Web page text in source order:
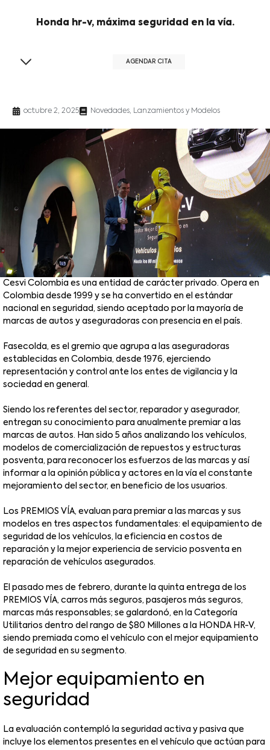
AGENDAR CITA
Honda hr-v, máxima seguridad en la vía.
octubre 2, 2025 Novedades, Lanzamientos y Modelos
Cesvi Colombia es una entidad de carácter privado. Opera en
Colombia desde 1999 y se ha convertido en el estándar
nacional en seguridad, siendo aceptado por la mayoría de
marcas de autos y aseguradoras con presencia en el país.
Fasecolda, es el gremio que agrupa a las aseguradoras
establecidas en Colombia, desde 1976, ejerciendo
representación y control ante los entes de vigilancia y la
sociedad en general.
Siendo los referentes del sector, reparador y asegurador,
entregan su conocimiento para anualmente premiar a las
marcas de autos. Han sido 5 años analizando los vehículos,
modelos de comercialización de repuestos y estructuras
posventa, para reconocer los esfuerzos de las marcas y así
informar a la opinión pública y actores en la vía el constante
mejoramiento del sector, en beneficio de los usuarios.
Los PREMIOS VÍA, evaluan para premiar a las marcas y sus
modelos en tres aspectos fundamentales: el equipamiento de
seguridad de los vehículos, la eficiencia en costos de
reparación y la mejor experiencia de servicio posventa en
reparación de vehículos asegurados.
El pasado mes de febrero, durante la quinta entrega de los
PREMIOS VÍA, carros más seguros, pasajeros más seguros,
marcas más responsables; se galardonó, en la Categoría
Utilitarios dentro del rango de $80 Millones a la HONDA HR-V,
siendo premiada como el vehículo con el mejor equipamiento
de seguridad en su segmento.
Mejor equipamiento en
seguridad
La evaluación contempló la seguridad activa y pasiva que
incluye los elementos presentes en el vehículo que actúan para